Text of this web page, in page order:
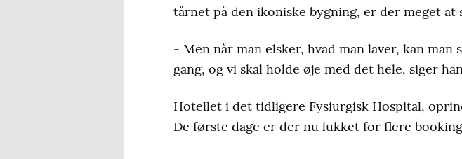
tårnet på den ikoniske bygning, er der meget
- Men når man elsker, hvad man laver, kan man
gang, og vi skal holde øje med det hele, siger
Hotellet i det tidligere Fysiurgisk Hospital,
De første dage er der nu lukket for flere